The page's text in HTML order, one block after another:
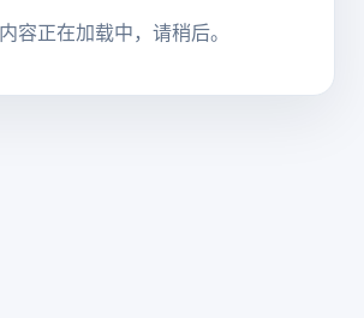
容正在加载中，请稍后。